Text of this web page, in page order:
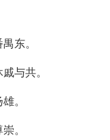
东。
与共。
。
。